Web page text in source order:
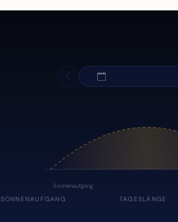
Sonnenaufgang
SONNENAUFGANG TAGESLÄNGE